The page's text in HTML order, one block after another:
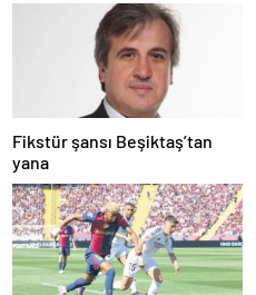
Fikstür şansı Beşiktaş’tan
yana